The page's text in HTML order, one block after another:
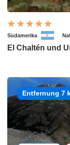
Südamerika
El Chaltén und
Entfernung 7